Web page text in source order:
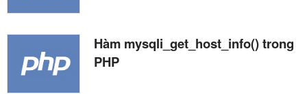
Hàm mysqli_get_host_info() trong
PHP